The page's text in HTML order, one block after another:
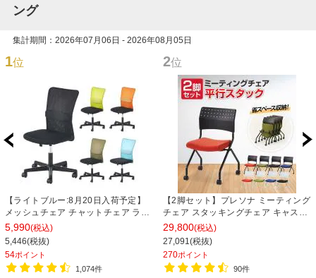
ング
集計期間：2026年07月06日 - 2026年08月05日
1位
【ライトブルー:8月20日入荷予定】
メッシュチェア チャットチェア ラン
バーサポート オフィスチェア デスク
チェア 会議椅子 幅580×奥行580×高
さ835-930mm
5,990(税込)
5,446(税抜)
54ポイント
1,074件
2位
【2脚セット】プレソナ ミーティング
チェア スタッキングチェア キャスタ
ー付き 座面クッション 幅570×奥行
565×高さ805mm 会議室 収納 法人
大人数 重ねる 会議用椅子 会議用チェ
ア
29,800(税込)
27,091(税抜)
270ポイント
90件